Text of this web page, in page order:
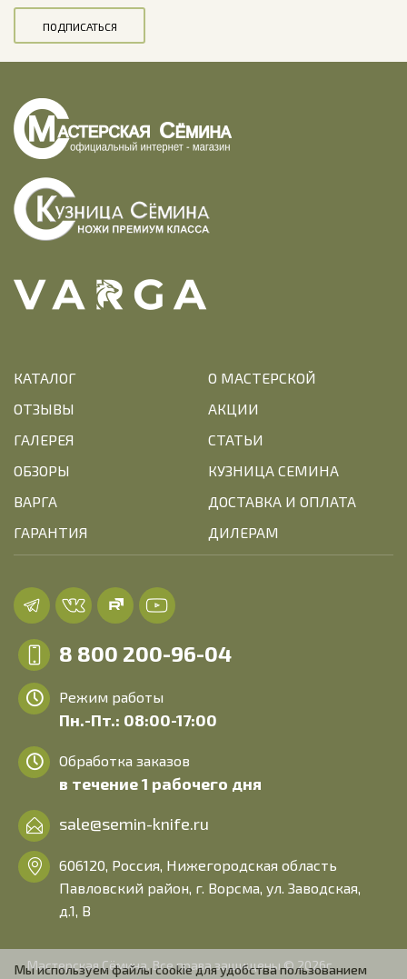
ПОДПИСАТЬСЯ
КАТАЛОГ
О МАСТЕРСКОЙ
ОТЗЫВЫ
АКЦИИ
ГАЛЕРЕЯ
СТАТЬИ
ОБЗОРЫ
КУЗНИЦА СЕМИНА
ВАРГА
ДОСТАВКА И ОПЛАТА
ГАРАНТИЯ
ДИЛЕРАМ
8 800 200-96-04
Режим работы
Пн.-Пт.: 08:00-17:00
Обработка заказов
в течение 1 рабочего дня
sale@semin-knife.ru
606120, Россия, Нижегородская область
Павловский район, г. Ворсма, ул. Заводская,
д.1, В
Мастерская Сёмина. Все права защищены © 2026г.
Мы используем файлы cookie для удобства пользованием